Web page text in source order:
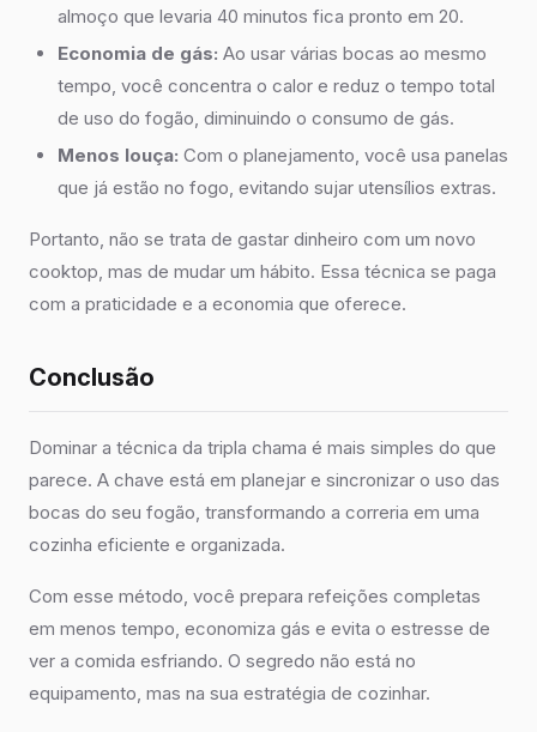
almoço que levaria 40 minutos fica pronto em 20.
Economia de gás: Ao usar várias bocas ao mesmo
tempo, você concentra o calor e reduz o tempo total
de uso do fogão, diminuindo o consumo de gás.
Menos louça: Com o planejamento, você usa panelas
que já estão no fogo, evitando sujar utensílios extras.
Portanto, não se trata de gastar dinheiro com um novo
cooktop, mas de mudar um hábito. Essa técnica se paga
com a praticidade e a economia que oferece.
Conclusão
Dominar a técnica da tripla chama é mais simples do que
parece. A chave está em planejar e sincronizar o uso das
bocas do seu fogão, transformando a correria em uma
cozinha eficiente e organizada.
Com esse método, você prepara refeições completas
em menos tempo, economiza gás e evita o estresse de
ver a comida esfriando. O segredo não está no
equipamento, mas na sua estratégia de cozinhar.